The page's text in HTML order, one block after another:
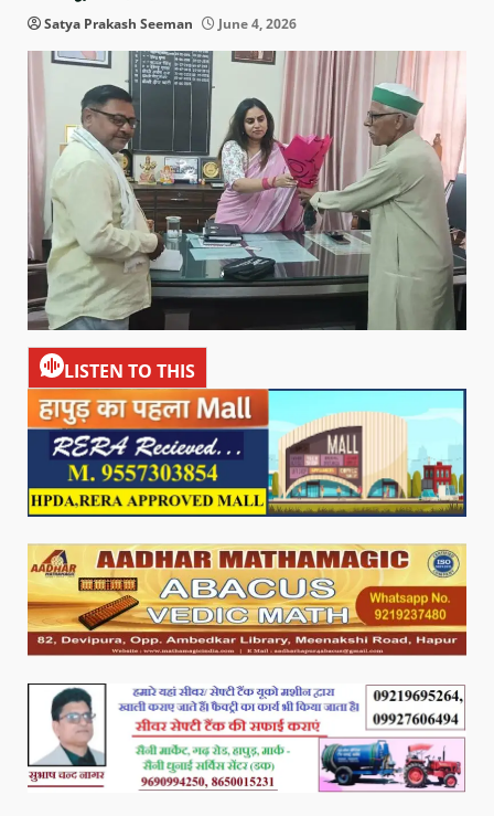
Satya Prakash Seeman June 4, 2026
LISTEN TO THIS